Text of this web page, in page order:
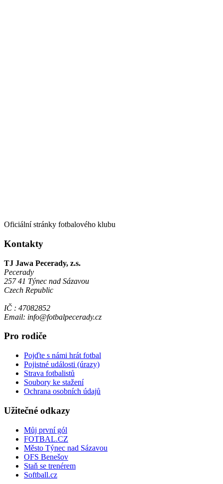
Oficiální stránky fotbalového klubu
Kontakty
TJ Jawa Pecerady, z.s.
Pecerady
257 41 Týnec nad Sázavou
Czech Republic
IČ : 47082852
Email: info@fotbalpecerady.cz
Pro rodiče
Pojďte s námi hrát fotbal
Pojistné události (úrazy)
Strava fotbalistů
Soubory ke stažení
Ochrana osobních údajů
Užitečné odkazy
Můj první gól
FOTBAL.CZ
Město Týnec nad Sázavou
OFS Benešov
Staň se trenérem
Softball.cz